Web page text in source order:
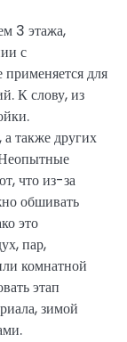
3 этажа,
с
для
К слову, из
а также других
что из-за
обшивать
это
пар,
комнатной
этап
зимой